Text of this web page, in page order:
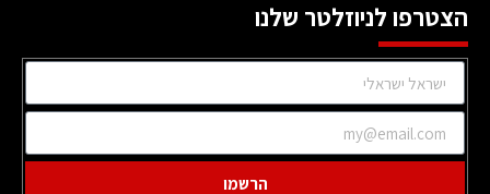
הצטרפו לניוזלטר שלנו
הרשמו